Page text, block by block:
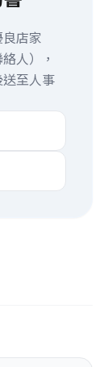
店家
人），
至人事